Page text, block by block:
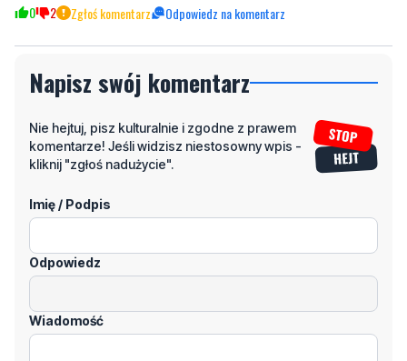
0 2 Zgłoś komentarz Odpowiedz na komentarz
Napisz swój komentarz
Nie hejtuj, pisz kulturalnie i zgodne z prawem
komentarze! Jeśli widzisz niestosowny wpis -
kliknij "zgłoś nadużycie".
Imię / Podpis
Odpowiedz
Wiadomość